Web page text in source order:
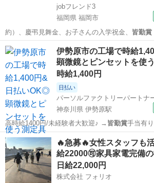
jobフレンド3
福岡県 福岡市
約）、慶弔見舞金、お子さんの入学祝金、 皆勤賞当求人の応募には保
育士の資格が必須…
福岡 保育士
伊勢原市の工場で時給
顕微鏡とピンセットを使
時給1,400円
日払い
パーソルファクトリーパートナ
神奈川県 伊勢原駅
高時給1400円/未経験者大歓迎♪ → 皆勤賞手当有
件有…
神奈川 伊勢原駅 その他
🔥急募🔥女性スタッフも
給22000🉑家具家電完備
日給22,000円
株式会社 フォリオ